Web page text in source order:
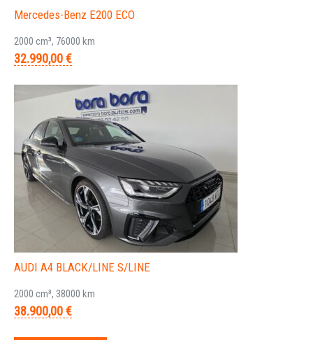
Mercedes-Benz E200 ECO
2000 cm³, 76000 km
32.990,00 €
AUDI A4 BLACK/LINE S/LINE
2000 cm³, 38000 km
38.900,00 €